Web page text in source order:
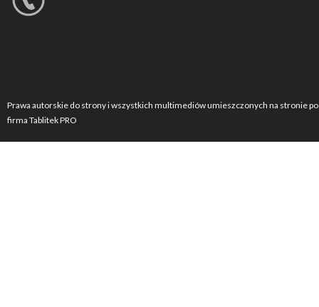
Prawa autorskie do strony i wszystkich multimediów umieszczonych na stronie
firma Tablitek PRO